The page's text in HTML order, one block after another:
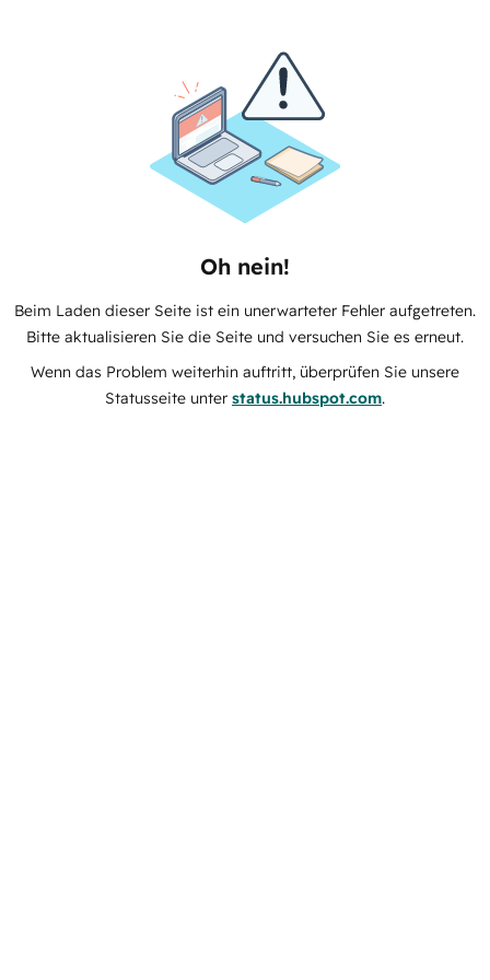
Oh nein!
Beim Laden dieser Seite ist ein unerwarteter Fehler aufgetreten.
Bitte aktualisieren Sie die Seite und versuchen Sie es erneut.
Wenn das Problem weiterhin auftritt, überprüfen Sie unsere
Statusseite unter status.hubspot.com.